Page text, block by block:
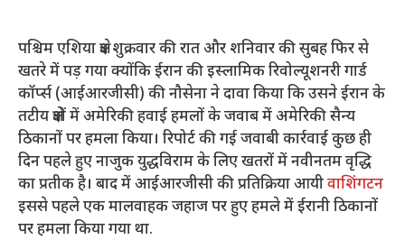
पश्चिम एशिया क्षेत्र शुक्रवार की रात और शनिवार की सुबह फिर से
खतरे में पड़ गया क्योंकि ईरान की इस्लामिक रिवोल्यूशनरी गार्ड
कॉर्प्स (आईआरजीसी) की नौसेना ने दावा किया कि उसने ईरान के
तटीय क्षेत्रों में अमेरिकी हवाई हमलों के जवाब में अमेरिकी सैन्य
ठिकानों पर हमला किया। रिपोर्ट की गई जवाबी कार्रवाई कुछ ही
दिन पहले हुए नाजुक युद्धविराम के लिए खतरों में नवीनतम वृद्धि
का प्रतीक है। बाद में आईआरजीसी की प्रतिक्रिया आयीवाशिंगटन
इससे पहले एक मालवाहक जहाज पर हुए हमले में ईरानी ठिकानों
पर हमला किया गया था.